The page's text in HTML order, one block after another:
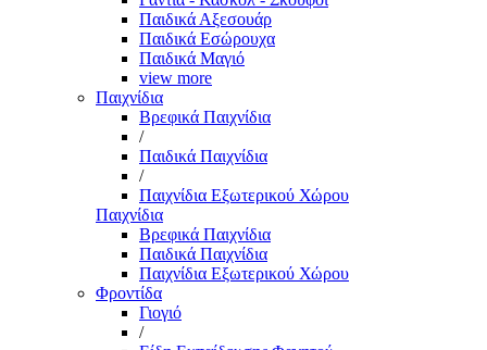
Παιδικά Αξεσουάρ
Παιδικά Εσώρουχα
Παιδικά Μαγιό
view more
Παιχνίδια
Βρεφικά Παιχνίδια
/
Παιδικά Παιχνίδια
/
Παιχνίδια Εξωτερικού Χώρου
Παιχνίδια
Βρεφικά Παιχνίδια
Παιδικά Παιχνίδια
Παιχνίδια Εξωτερικού Χώρου
Φροντίδα
Γιογιό
/